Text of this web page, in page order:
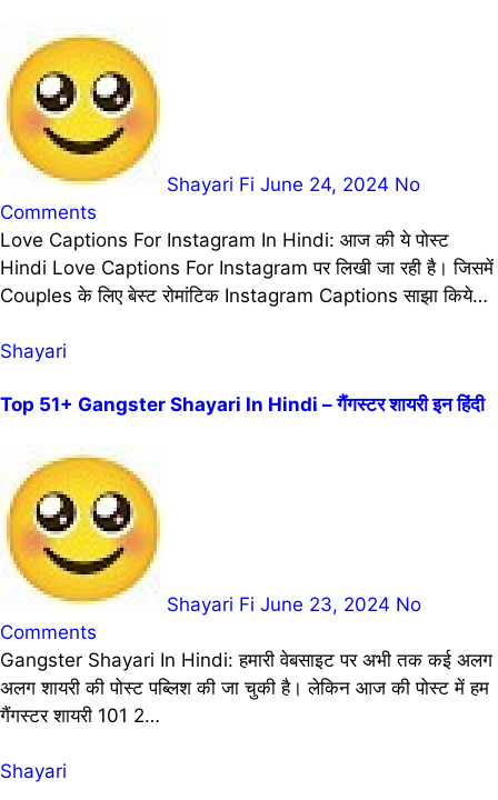
Shayari Fi June 24, 2024 No
Comments
Love Captions For Instagram In Hindi: आज की ये पोस्ट
Hindi Love Captions For Instagram पर लिखी जा रही है। जिसमें
Couples के लिए बेस्ट रोमांटिक Instagram Captions साझा किये…
Shayari
Top 51+ Gangster Shayari In Hindi – गैंगस्टर शायरी इन हिंदी
Shayari Fi June 23, 2024 No
Comments
Gangster Shayari In Hindi: हमारी वेबसाइट पर अभी तक कई अलग
अलग शायरी की पोस्ट पब्लिश की जा चुकी है। लेकिन आज की पोस्ट में हम
गैंगस्टर शायरी 101 2…
Shayari